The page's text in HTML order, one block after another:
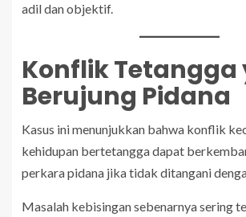
adil dan objektif.
Konflik Tetangga
Berujung Pidana
Kasus ini menunjukkan bahwa konflik
kehidupan bertetangga dapat
perkara pidana jika tidak ditangani
Masalah kebisingan sebenarnya sering